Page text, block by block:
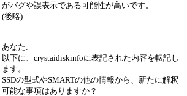
がバグや誤表示である可能性が高いです。
(後略)
あなた:
以下に、crystaidiskinfoに表記された内容を転記し
ます。
SSDの型式やSMARTの他の情報から、新たに解釈
可能な事項はありますか？